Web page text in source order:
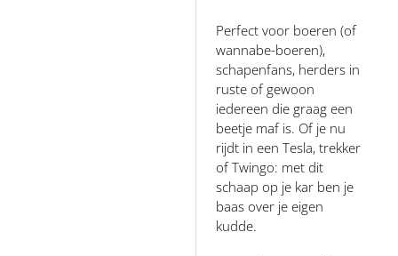
Perfect voor boeren (of
wannabe-boeren),
schapenfans, herders in
ruste of gewoon
iedereen die graag een
beetje maf is. Of je nu
rijdt in een Tesla, trekker
of Twingo: met dit
schaap op je kar ben je
baas over je eigen
kudde.